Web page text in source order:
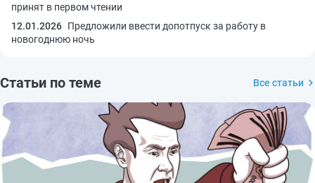
принят в первом чтении
12.01.2026 Предложили ввести допотпуск за работу в
новогоднюю ночь
Статьи по теме Все статьи